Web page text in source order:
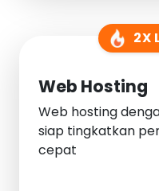
2X
Web Hosting
Web hosting
siap tingkatkan
cepat